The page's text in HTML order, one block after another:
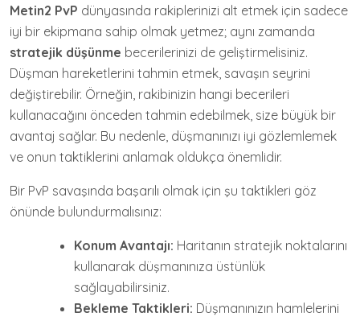
Metin2 PvP dünyasında rakiplerinizi alt etmek için sadece
iyi bir ekipmana sahip olmak yetmez; aynı zamanda
stratejik düşünme becerilerinizi de geliştirmelisiniz.
Düşman hareketlerini tahmin etmek, savaşın seyrini
değiştirebilir. Örneğin, rakibinizin hangi becerileri
kullanacağını önceden tahmin edebilmek, size büyük bir
avantaj sağlar. Bu nedenle, düşmanınızı iyi gözlemlemek
ve onun taktiklerini anlamak oldukça önemlidir.
Bir PvP savaşında başarılı olmak için şu taktikleri göz
önünde bulundurmalısınız:
Konum Avantajı: Haritanın stratejik noktalarını
kullanarak düşmanınıza üstünlük
sağlayabilirsiniz.
Bekleme Taktikleri: Düşmanınızın hamlelerini